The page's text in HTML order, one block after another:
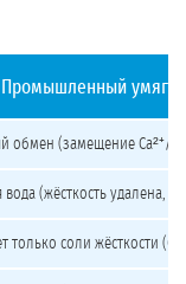
Промышленный
обмен (замещение Ca²⁺/
вода (жёсткость удалена,
только соли жёсткости